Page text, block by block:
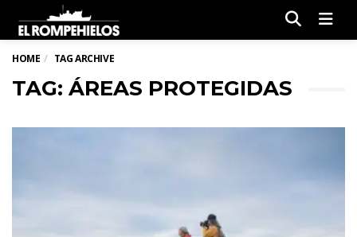
HOME TAG ARCHIVE
TAG: ÁREAS PROTEGIDAS